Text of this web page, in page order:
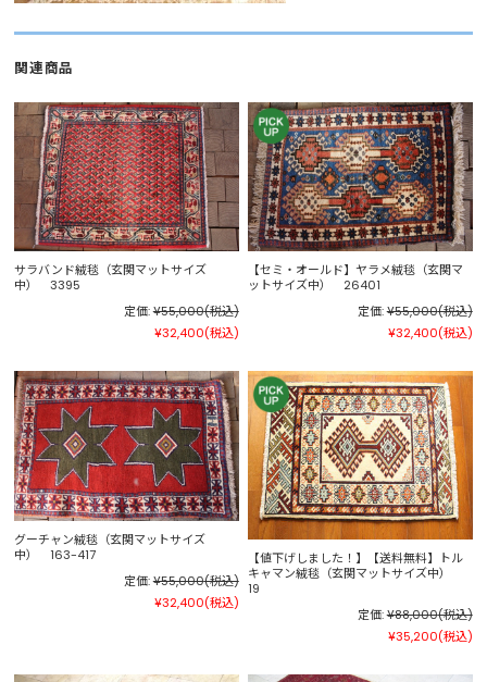
関連商品
サラバンド絨毯（玄関マットサイズ
中） 3395
定価:¥55,000(税込)
¥32,400(税込)
【セミ・オールド】ヤラメ絨毯（玄関マ
ットサイズ中） 26401
定価:¥55,000(税込)
¥32,400(税込)
グーチャン絨毯（玄関マットサイズ
中） 163-417
定価:¥55,000(税込)
¥32,400(税込)
【値下げしました！】【送料無料】トル
キャマン絨毯（玄関マットサイズ中）
19
定価:¥88,000(税込)
¥35,200(税込)